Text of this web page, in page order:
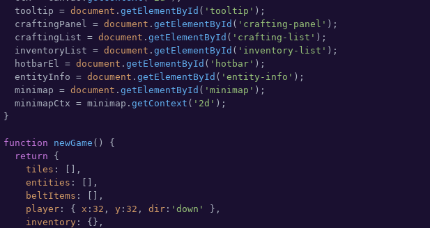
  tooltip =
document . getElementById ( 'tooltip' );
  craftingPanel =
document . getElementById ( 'crafting-panel' );
  craftingList =
document . getElementById ( 'crafting-list' );
  inventoryList =
document . getElementById ( 'inventory-list' );
  hotbarEl =
document . getElementById ( 'hotbar' );
  entityInfo =
document . getElementById ( 'entity-info' );
  minimap =
document . getElementById ( 'minimap' );
  minimapCtx = minimap.
getContext ( '2d' );
}
function newGame ( ) {
return {
tiles : [],
entities : [],
beltItems : [],
player : { x : 32 , y : 32 , dir : 'down'
},
inventory : {},